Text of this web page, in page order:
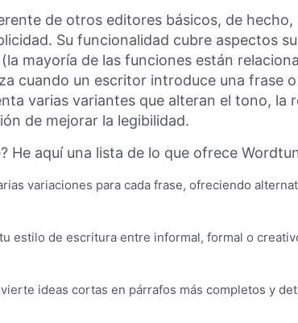
de otros editores básicos, de hecho,
Su funcionalidad cubre aspectos
mayoría de las funciones están
cuando un escritor introduce una frase
varias variantes que alteran el tono, la
de mejorar la legibilidad.
He aquí una lista de lo que ofrece
variaciones para cada frase, ofreciendo
estilo de escritura entre informal, formal o
ideas cortas en párrafos más completos y